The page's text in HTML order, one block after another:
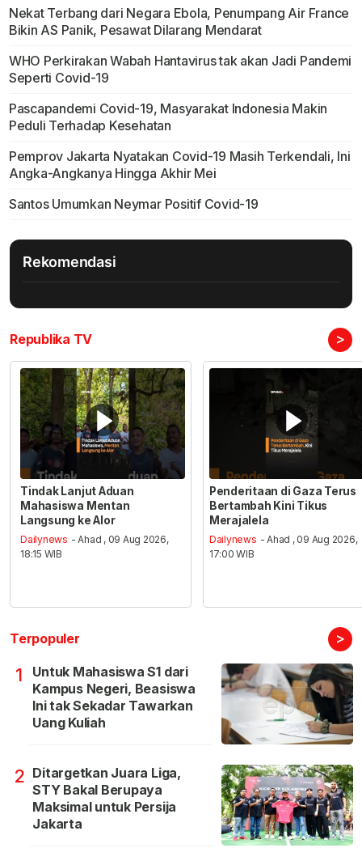
Nekat Terbang dari Negara Ebola, Penumpang Air France
Bikin AS Panik, Pesawat Dilarang Mendarat
WHO Perkirakan Wabah Hantavirus tak akan Jadi Pandemi
Seperti Covid-19
Pascapandemi Covid-19, Masyarakat Indonesia Makin
Peduli Terhadap Kesehatan
Pemprov Jakarta Nyatakan Covid-19 Masih Terkendali, Ini
Angka-Angkanya Hingga Akhir Mei
Santos Umumkan Neymar Positif Covid-19
Rekomendasi
Republika TV >
Tindak Lanjut Aduan
Mahasiswa Mentan
Langsung ke Alor
Dailynews - Ahad , 09 Aug 2026,
18:15 WIB
Penderitaan di Gaza Terus
Bertambah Kini Tikus
Merajalela
Dailynews - Ahad , 09 Aug 2026,
17:00 WIB
Terpopuler >
1
Untuk Mahasiswa S1 dari
Kampus Negeri, Beasiswa
Ini tak Sekadar Tawarkan
Uang Kuliah
2 Ditargetkan Juara Liga,
STY Bakal Berupaya
Maksimal untuk Persija
Jakarta